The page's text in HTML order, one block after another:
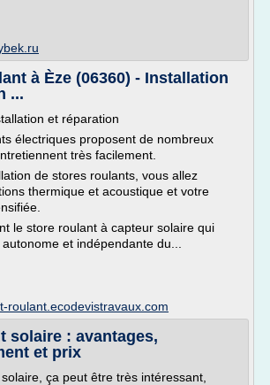
à Èze (06360) - Installation
...
et réparation
électriques proposent de nombreux
très facilement.
de stores roulants, vous allez
thermique et acoustique et votre
le store roulant à capteur solaire qui
et indépendante du...
roulant.ecodevistravaux.com
solaire : avantages,
et prix
ça peut être très intéressant,